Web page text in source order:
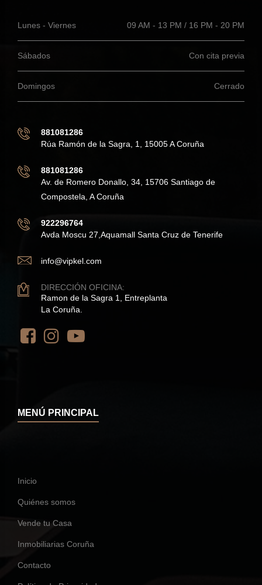
Lunes - Viernes 09 AM - 13 PM / 16 PM - 20 PM
Sábados Con cita previa
Domingos Cerrado
881081286
Rúa Ramón de la Sagra, 1, 15005 A Coruña
881081286
Av. de Romero Donallo, 34, 15706 Santiago de
Compostela, A Coruña
922296764
Avda Moscu 27,Aquamall Santa Cruz de Tenerife
info@vipkel.com
DIRECCIÓN OFICINA:
Ramon de la Sagra 1, Entreplanta
La Coruña.
MENÚ PRINCIPAL
Inicio
Quiénes somos
Vende tu Casa
Inmobiliarias Coruña
Contacto